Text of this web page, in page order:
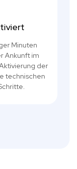
Minuten
Ankunft im
der
technischen